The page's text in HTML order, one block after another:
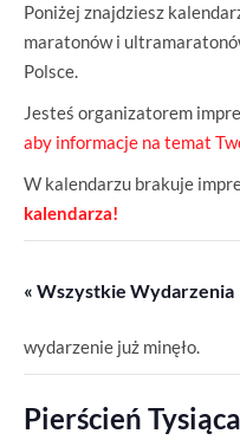
Poniżej znajdziesz
maratonów i
Polsce.
Jesteś organizatorem
aby informacje na temat
W kalendarzu brakuje
kalendarza!
« Wszystkie Wydarzenia
wydarzenie już minęło.
Pierścień